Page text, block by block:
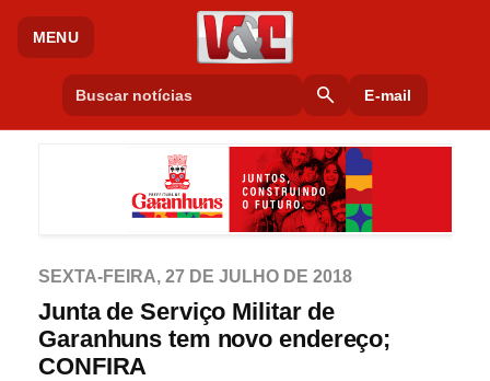
MENU
search E-mail
SEXTA-FEIRA, 27 DE JULHO DE 2018
Junta de Serviço Militar de
Garanhuns tem novo endereço;
CONFIRA